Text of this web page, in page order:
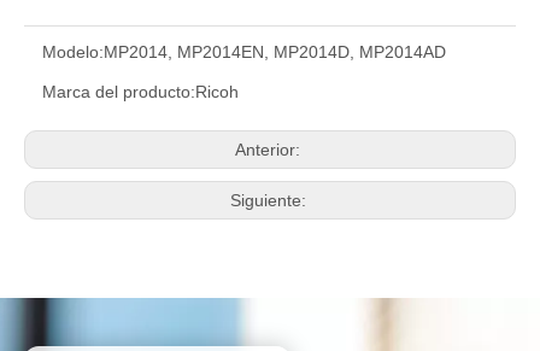
Modelo:MP2014, MP2014EN, MP2014D, MP2014AD
Marca del producto:Ricoh
Anterior:
Siguiente: